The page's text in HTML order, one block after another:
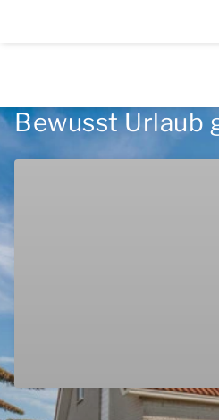
Bewusst Urlaub